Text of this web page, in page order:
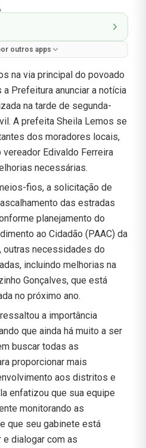
outros apps
na via principal do povoado
Prefeitura anunciar a notícia
na tarde de segunda-
A prefeita Sheila Lemos se
dos moradores locais,
vereador Edivaldo Ferreira
necessárias.
fios, a solicitação de
das estradas
planejamento do
ao Cidadão (PAAC) da
outras necessidades do
incluindo melhorias na
Gonçalves, que está
no próximo ano.
a importância
que ainda há muito a ser
buscar todas as
proporcionar mais
aos distritos e
enfatizou que sua equipe
monitorando as
que seu gabinete está
e dialogar com as